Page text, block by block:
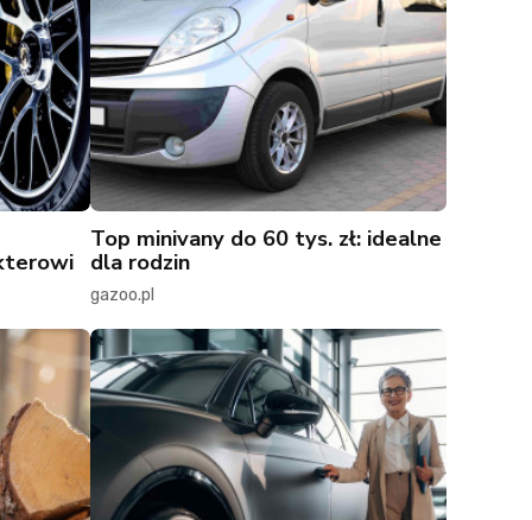
Top minivany do 60 tys. zł: idealne
dla rodzin
gazoo.pl